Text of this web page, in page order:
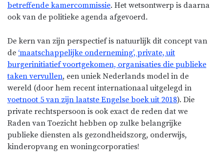
betreffende kamercommissie. Het wetsontwerp is daarna
ook van de politieke agenda afgevoerd.
De kern van zijn perspectief is natuurlijk dit concept van
de ‘maatschappelijke onderneming’, private, uit
burgerinitiatief voortgekomen, organisaties die publieke
taken vervullen, een uniek Nederlands model in de
wereld (door hem recent internationaal uitgelegd in
voetnoot 5 van zijn laatste Engelse boek uit 2018). Die
private rechtspersoon is ook exact de reden dat we
Raden van Toezicht hebben op zulke belangrijke
publieke diensten als gezondheidszorg, onderwijs,
kinderopvang en woningcorporaties!